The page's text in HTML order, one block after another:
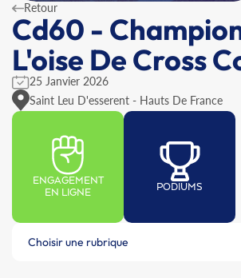
Retour
Cd60 -
L'oise De Cross
25 Janvier 2026
Saint Leu D'esserent - Hauts De France
ENGAGEMENT
EN LIGNE
PODIUMS
Choisir une rubrique